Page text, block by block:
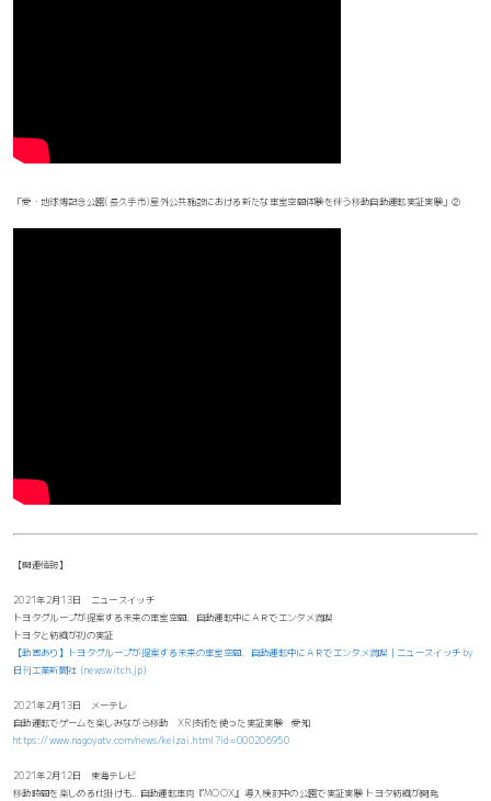
「愛・地球博記念公園(長久手市)屋外公共施設における新たな車室空間体験を伴う移動自動運転実証実験」②
【関連情報】
2021年2月13日 ニュースイッチ
トヨタグループが提案する未来の車室空間、自動運転中にＡＲでエンタメ満喫
トヨタと紡織が初の実証
【動画あり】トヨタグループが提案する未来の車室空間、自動運転中にＡＲでエンタメ満喫｜ニュースイッチ by
日刊工業新聞社 (newswitch.jp)
2021年2月13日 メーテレ
自動運転でゲームを楽しみながら移動 XR技術を使った実証実験 愛知
https://www.nagoyatv.com/news/keizai.html?id=000206950
2021年2月12日 東海テレビ
移動時間を楽しめる仕掛けも…自動運転車両『MOOX』導入検討中の公園で実証実験 トヨタ紡織が開発